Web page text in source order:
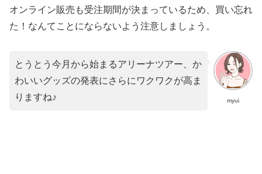
オンライン販売も受注期間が決まっているため、買い忘れ
た！なんてことにならないよう注意しましょう。
myui
とうとう今月から始まるアリーナツアー、か
わいいグッズの発表にさらにワクワクが高ま
りますね♪